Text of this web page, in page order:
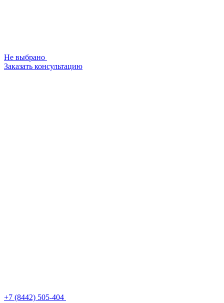
Не выбрано
Заказать консультацию
+7 (8442) 505-404